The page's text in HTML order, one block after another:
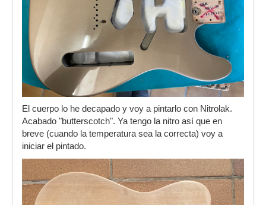
El cuerpo lo he decapado y voy a pintarlo con Nitrolak.
Acabado "butterscotch". Ya tengo la nitro así que en
breve (cuando la temperatura sea la correcta) voy a
iniciar el pintado.